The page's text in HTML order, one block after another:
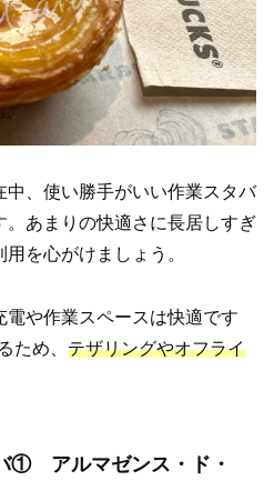
中、使い勝手がいい作業スタバ
。あまりの快適さに長居しすぎ
を心がけましょう。
電や作業スペースは快適です
ため、 テザリングやオフライ
① アルマゼンス・ド・